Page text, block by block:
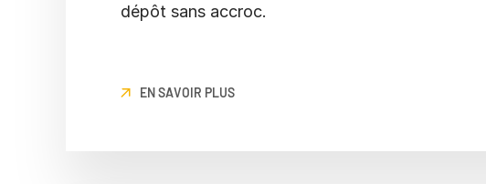
dépôt sans accroc.
EN SAVOIR PLUS